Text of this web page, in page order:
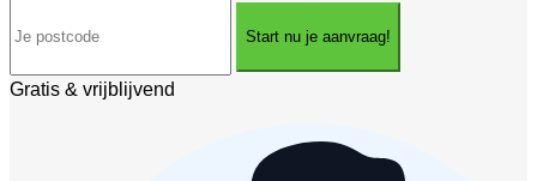
Start nu je aanvraag!
Gratis & vrijblijvend